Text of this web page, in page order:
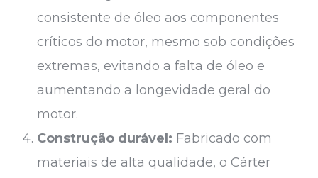
consistente de óleo aos componentes
críticos do motor, mesmo sob condições
extremas, evitando a falta de óleo e
aumentando a longevidade geral do
motor.
Construção durável: Fabricado com
materiais de alta qualidade, o Cárter